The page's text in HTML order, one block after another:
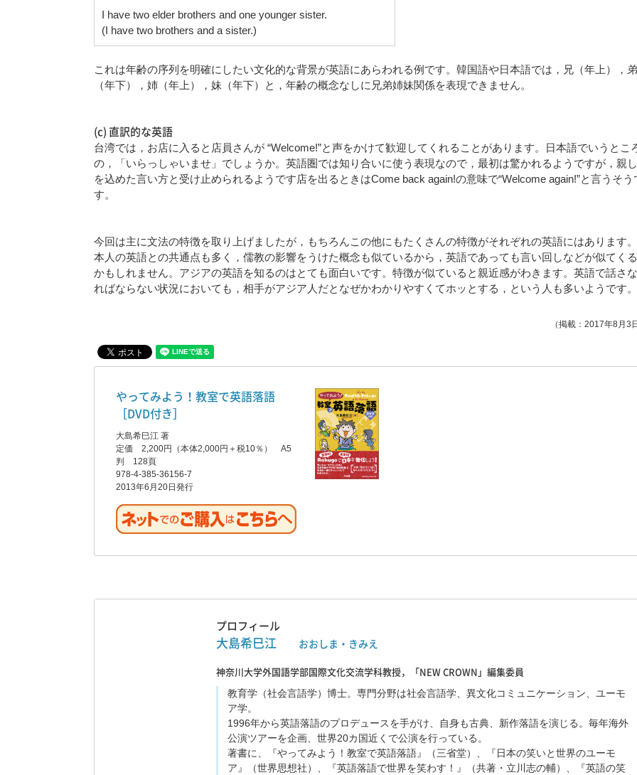
I have two elder brothers and one younger sister.
(I have two brothers and a sister.)
これは年齢の序列を明確にしたい文化的な背景が英語にあらわれる例です。韓国語や日本語では，兄（年上），弟
（年下），姉（年上），妹（年下）と，年齢の概念なしに兄弟姉妹関係を表現できません。
(c) 直訳的な英語
台湾では，お店に入ると店員さんが “Welcome!”と声をかけて歓迎してくれることがあります。日本語でいうとこ
の，「いらっしゃいませ」でしょうか。英語圏では知り合いに使う表現なので，最初は驚かれるようですが，親
を込めた言い方と受け止められるようです店を出るときはCome back again!の意味で“Welcome again!”と言うそう
す。
今回は主に文法の特徴を取り上げましたが，もちろんこの他にもたくさんの特徴がそれぞれの英語にはあります
本人の英語との共通点も多く，儒教の影響をうけた概念も似ているから，英語であっても言い回しなどが似てく
かもしれません。アジアの英語を知るのはとても面白いです。特徴が似ていると親近感がわきます。英語で話さ
ればならない状況においても，相手がアジア人だとなぜかわかりやすくてホッとする，という人も多いようです。
（掲載：2017年8月3
やってみよう！教室で英語落語
［DVD付き］
大島希巳江 著
定価 2,200円（本体2,000円＋税10％） A5
判 128頁
978-4-385-36156-7
2013年6月20日発行
プロフィール
大島希巳江 おおしま・きみえ
神奈川大学外国語学部国際文化交流学科教授，「NEW CROWN」編集委員
教育学（社会言語学）博士。専門分野は社会言語学、異文化コミュニケーション、ユーモ
ア学。
1996年から英語落語のプロデュースを手がけ、自身も古典、新作落語を演じる。毎年海外
公演ツアーを企画、世界20カ国近くで公演を行っている。
著書に、『やってみよう！教室で英語落語』（三省堂）、『日本の笑いと世界のユーモ
ア』（世界思想社）、『英語落語で世界を笑わす！』（共著・立川志の輔）、『英語の笑